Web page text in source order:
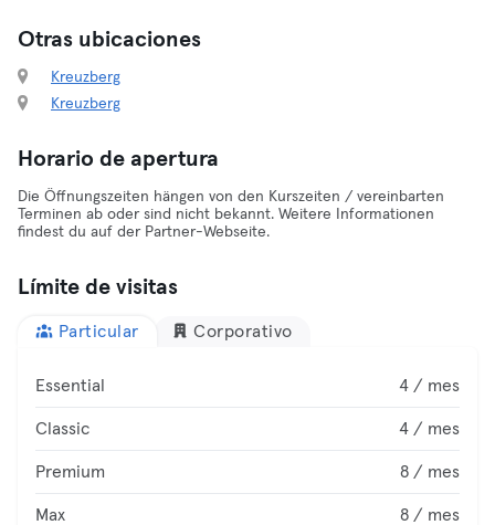
Otras ubicaciones
Kreuzberg
Kreuzberg
Horario de apertura
Die Öffnungszeiten hängen von den Kurszeiten / vereinbarten
Terminen ab oder sind nicht bekannt. Weitere Informationen
findest du auf der Partner-Webseite.
Límite de visitas
Particular Corporativo
Essential 4 / mes
Classic 4 / mes
Premium 8 / mes
Max 8 / mes